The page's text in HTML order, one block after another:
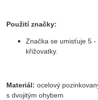
Použití značky:
Značka se umisťuje 5
křižovatky.
Materiál: ocelový
s dvojitým ohybem